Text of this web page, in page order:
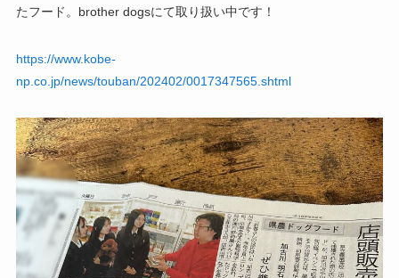
たフード。brother dogsにて取り扱い中です！
https://www.kobe-
np.co.jp/news/touban/202402/0017347565.shtml